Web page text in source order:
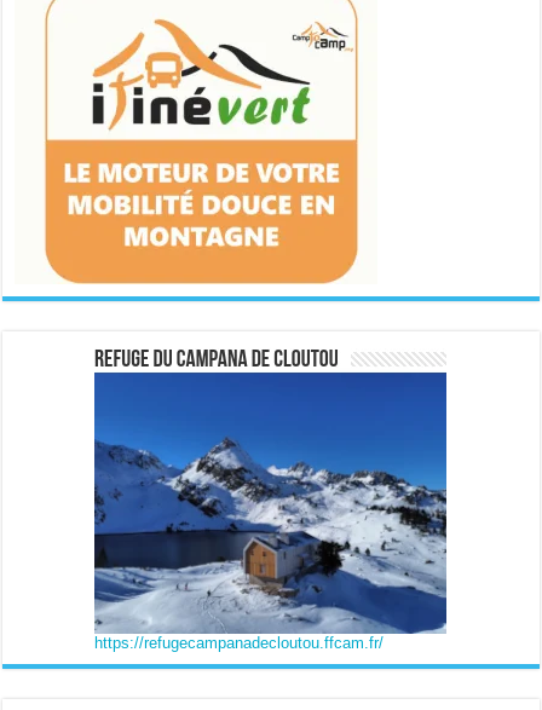
https://refugecampanadecloutou.ffcam.fr/